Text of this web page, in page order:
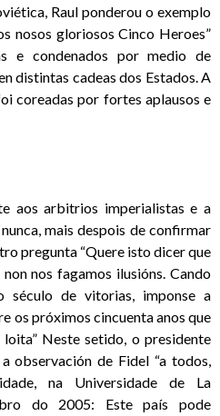
Raul ponderou o exemplo
nosos gloriosos Cinco Heroes”
e condenados por medio de
distintas cadeas dos Estados. A
coreadas por fortes aplausos e
aos arbitrios imperialistas e a
mais despois de confirmar
pregunta “Quere isto dicer que
nos fagamos ilusións. Cando
século de vitorias, imponse a
os próximos cincuenta anos que
Neste setido, o presidente
observación de Fidel “a todos,
na Universidade de La
do 2005: Este país pode